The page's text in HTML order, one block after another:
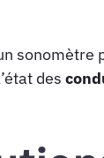
sonomètre
des